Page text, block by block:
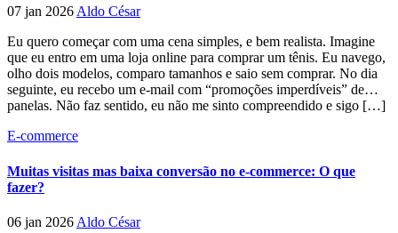
07 jan 2026 Aldo César
Eu quero começar com uma cena simples, e bem realista. Imagine
que eu entro em uma loja online para comprar um tênis. Eu navego,
olho dois modelos, comparo tamanhos e saio sem comprar. No dia
seguinte, eu recebo um e-mail com “promoções imperdíveis” de…
panelas. Não faz sentido, eu não me sinto compreendido e sigo […]
E-commerce
Muitas visitas mas baixa conversão no e-commerce: O que
fazer?
06 jan 2026 Aldo César